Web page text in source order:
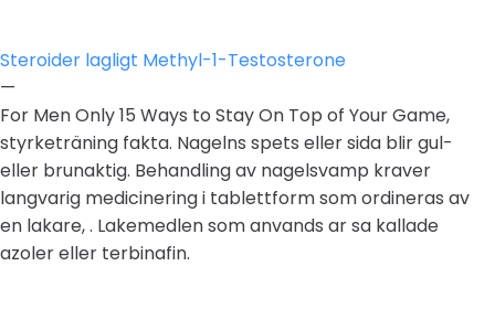
Steroider lagligt Methyl-1-Testosterone
—
For Men Only 15 Ways to Stay On Top of Your Game,
styrketräning fakta. Nagelns spets eller sida blir gul-
eller brunaktig. Behandling av nagelsvamp kraver
langvarig medicinering i tablettform som ordineras av
en lakare, . Lakemedlen som anvands ar sa kallade
azoler eller terbinafin.